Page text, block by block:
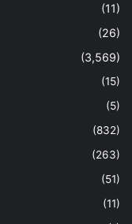
(11)
(26)
(3,569)
(15)
(5)
(832)
(263)
(51)
(11)